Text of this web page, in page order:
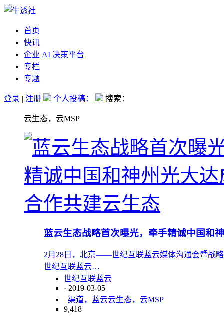
首页
快讯
企业 AI 决策平台
专栏
专题
登录 | 注册 个人投稿： 搜索：
云生态，云MSP
蓝云生态战略首次曝光，牵手精诚中国和
2月28日，北京——世纪互联蓝云媒体沟通会暨战
世纪互联蓝云…
世纪互联蓝云
· 2019-03-05
渠道，蓝云云生态，云MSP
9,418